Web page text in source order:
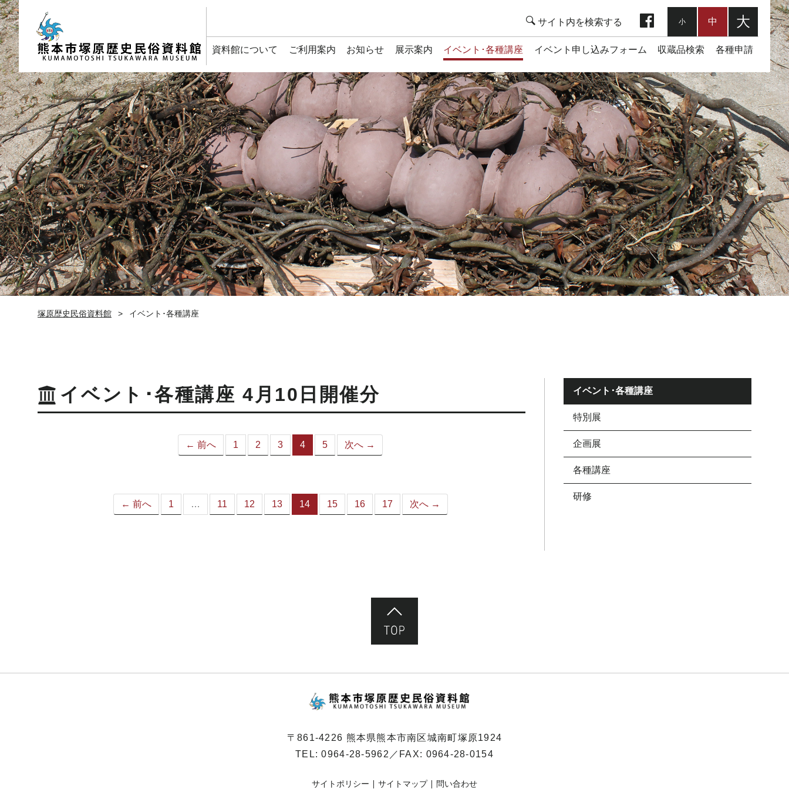
資料館について ご利用案内 お知らせ 展示案内 イベント･各種講座 イベント申し込みフォーム 収蔵品検索 各種申請
小 中 大
塚原歴史民俗資料館 イベント･各種講座
イベント･各種講座 4月10日開催分
← 前へ 1 2 3 4
（こ
ジ）
5 次へ →
← 前へ 1 … 11 12 13 14
（こ
15 16 17 次へ →
イベント･各種講座
特別展
企画展
各種講座
研修
〒861-4226 熊本県熊本市南区城南町塚原1924
TEL:0964-28-5962 ／FAX: 0964-28-0154
サイトポリシー サイトマップ 問い合わせ